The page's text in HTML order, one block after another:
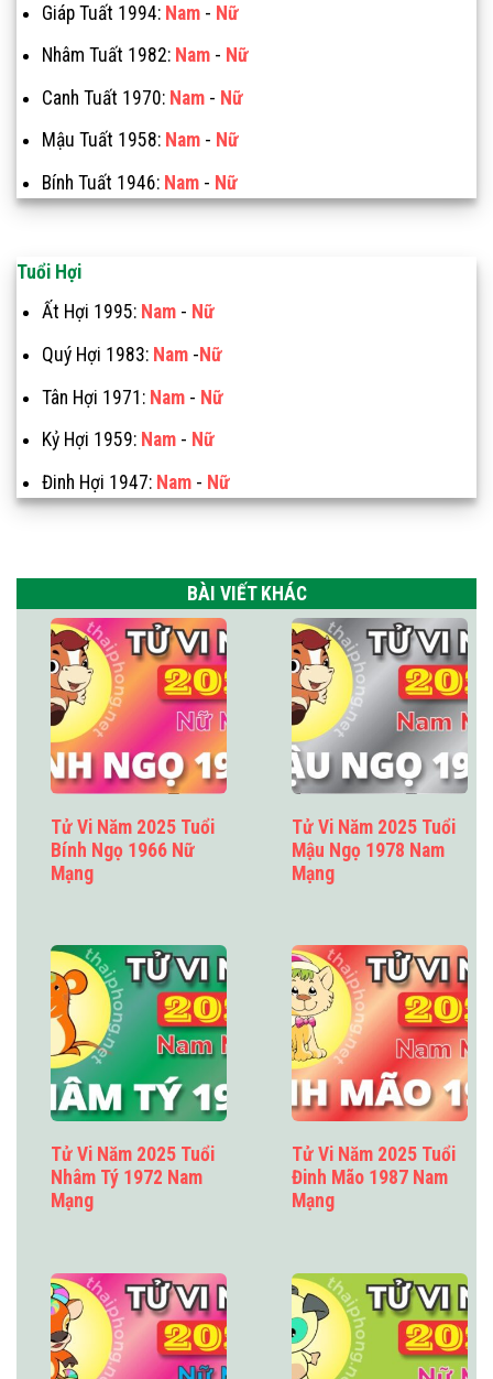
Giáp Tuất 1994: Nam- Nữ
Nhâm Tuất 1982: Nam- Nữ
Canh Tuất 1970: Nam- Nữ
Mậu Tuất 1958: Nam- Nữ
Bính Tuất 1946: Nam- Nữ
Tuổi Hợi
Ất Hợi 1995: Nam- Nữ
Quý Hợi 1983: Nam- Nữ
Tân Hợi 1971: Nam- Nữ
Kỷ Hợi 1959: Nam- Nữ
Đinh Hợi 1947: Nam- Nữ
BÀI VIẾT KHÁC
Tử Vi Năm 2025 Tuổi
Bính Ngọ 1966 Nữ
Mạng
Tử Vi Năm 2025 Tuổi
Mậu Ngọ 1978 Nam
Mạng
Tử Vi Năm 2025 Tuổi
Nhâm Tý 1972 Nam
Mạng
Tử Vi Năm 2025 Tuổi
Đinh Mão 1987 Nam
Mạng